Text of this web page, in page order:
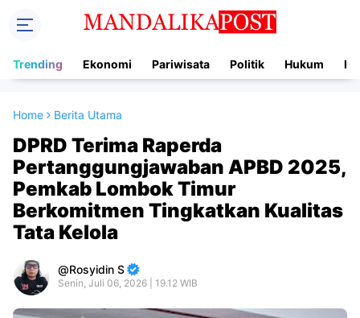
Trending Ekonomi Pariwisata Politik Hukum
Home Berita Utama
DPRD Terima Raperda
Pertanggungjawaban APBD 2025,
Pemkab Lombok Timur
Berkomitmen Tingkatkan Kualitas
Tata Kelola
Rosyidin S
Senin, Juli 06, 2026 | 19.12 WIB